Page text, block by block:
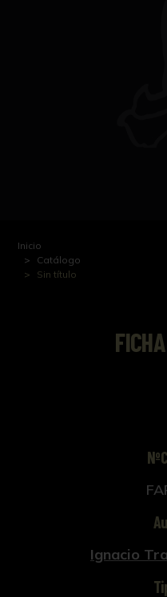
Inicio
Catálogo
Sin título
Ignacio